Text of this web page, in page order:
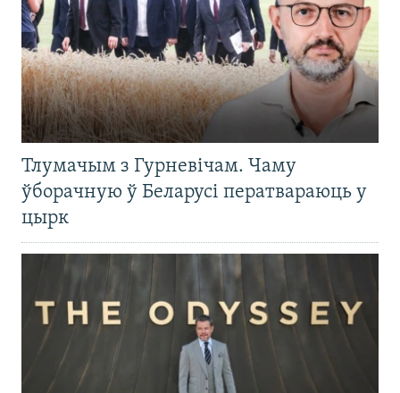
Тлумачым з Гурневічам. Чаму
ўборачную ў Беларусі ператвараюць у
цырк